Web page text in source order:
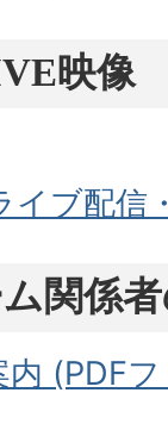
映像
イブ配信
関係
(PDF